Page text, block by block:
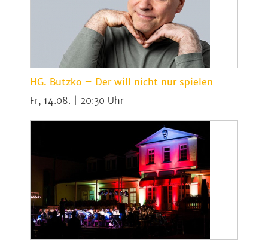
HG. Butzko – Der will nicht nur spielen
Fr, 14.08. | 20:30